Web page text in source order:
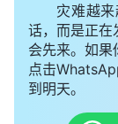
法放在真理
活，你跟猪
体的人，不
吗？在你们
灾难越
话，而是正在
会先来。如
点击
到明天。